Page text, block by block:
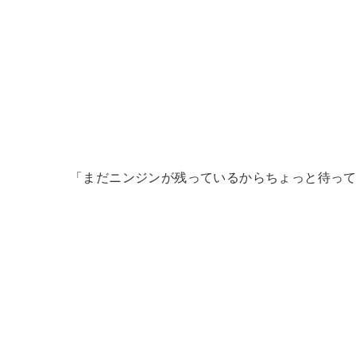
「まだニンジンが残っているからちょっと待っ